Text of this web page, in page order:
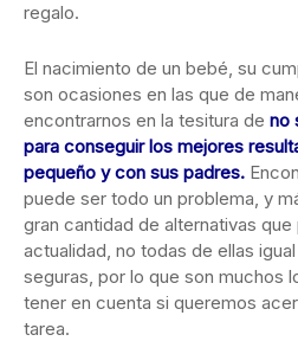
regalo.
El nacimiento de un bebé, su
son ocasiones en las que de
encontrarnos en la tesitura de no
para conseguir los mejores
pequeño y con sus padres.
puede ser todo un problema, y
gran cantidad de alternativas
actualidad, no todas de ellas
seguras, por lo que son muchos
tener en cuenta si queremos
tarea.